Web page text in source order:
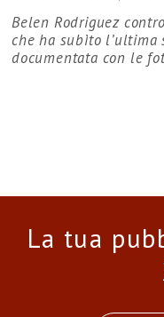
Belen Rodriguez
che ha subìto
documentata con le
La tua